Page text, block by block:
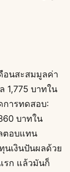
อนสะสมมูลค่า
1,775 บาทใน
การทดสอบ:
บาทใน
ตอบแทน
นเงินปันผลด้วย
รก แล้วมันก็